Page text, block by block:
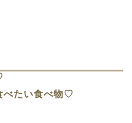
べたい食べ物♡